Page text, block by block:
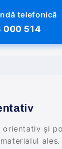
telefonică
000 514
orientativ și
ales.